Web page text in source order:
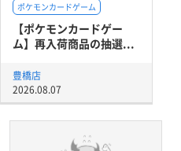
ポケモンカードゲーム
【ポケモンカードゲー
ム】再入荷商品の抽選...
豊橋店
2026.08.07